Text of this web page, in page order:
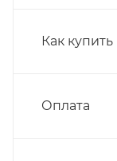
Как купить
Оплата